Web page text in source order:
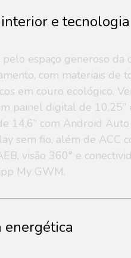
e tecnologia
espaço generoso da
com materiais de
em couro ecológico.
painel digital de 10,25”
14,6” com Android Auto
sem fio, além de ACC
visão 360° e
My GWM.
energética